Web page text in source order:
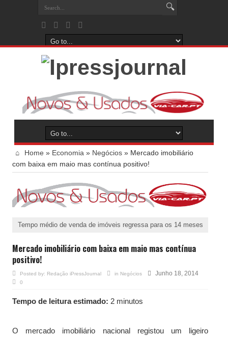
Home » Economia » Negócios » Mercado imobiliário
com baixa em maio mas contínua positivo!
Tempo médio de venda de imóveis regressa para os 14 meses
Mercado imobiliário com baixa em maio mas contínua
positivo!
Posted by: Redação iPressJournal in Negócios Junho 18, 2014
0
Tempo de leitura estimado: 2 minutos
O mercado imobiliário nacional registou um ligeiro